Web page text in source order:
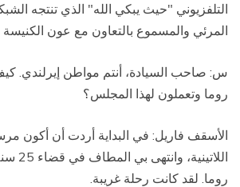
التلفزيوني "حيث يبكي الله" الذي تنتجه
المرئي والمسموع بالتعاون مع عون الكنيسة
س: صاحب السيادة، أنتم مواطن إيرلندي.
روما وتعملون لهذا المجلس؟
الأسقف فاريل: في البداية أردت أن أكون
روما. لقد كانت رحلة غريبة.